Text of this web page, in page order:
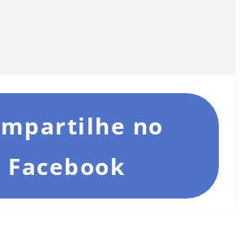
no
Facebook